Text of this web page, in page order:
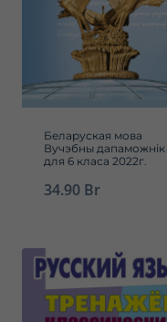
Беларуская мова
Вучэбны дапаможнік
для 6 класа 2022г.
34.90 Br